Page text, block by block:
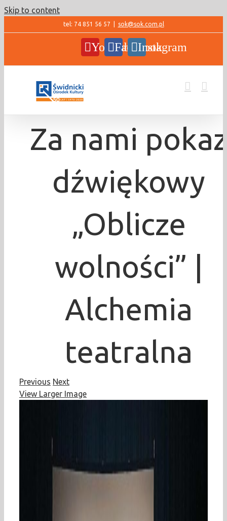
Skip to content
tel: 74 851 56 57 sok@sok.com.pl
YouTubeFacebookInstagram
Za nami pokaz
dźwiękowy
„Oblicze
wolności” |
Alchemia
teatralna
Previous Next
View Larger Image